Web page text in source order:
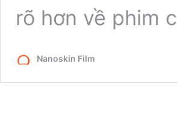
rõ hơn về phim
Nanoskin Film